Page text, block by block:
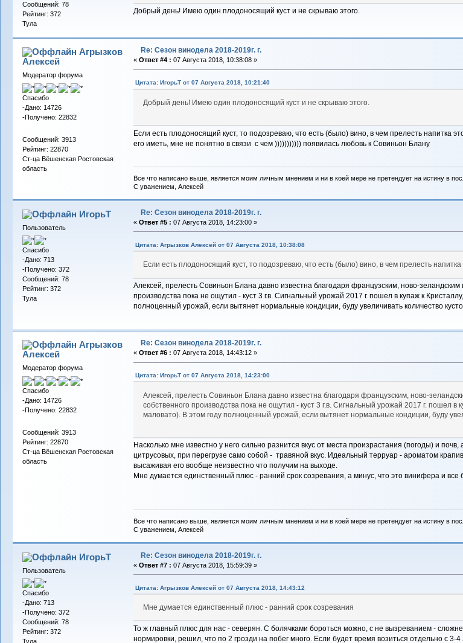
Сообщений: 78
Рейтинг: 372
Тула
Добрый день! Имею один плодоносящий куст и не скрываю этого.
Агрызков
Алексей
Модератор форума
Спасибо
-Дано: 14726
-Получено: 22832
Сообщений: 3913
Рейтинг: 22870
Ст-ца Вёшенская Ростовская
область
Re: Сезон винодела 2018-2019г. г.
« Ответ #4 : 07 Августа 2018, 10:38:08 »
Цитата: ИгорьТ от 07 Августа 2018, 10:21:40
Добрый день! Имею один плодоносящий куст и не скрываю этого.
Если есть плодоносящий куст, то подозреваю, что есть (было) вино, в чем прелесть напитка
его иметь, мне не понятно в связи с чем ))))))))))) появилась любовь к Совиньон Блану
Все что написано выше, является моим личным мнением и ни в коей мере не претендует на истину в
С уважением, Алексей
ИгорьТ
Пользователь
Спасибо
-Дано: 713
-Получено: 372
Сообщений: 78
Рейтинг: 372
Тула
Re: Сезон винодела 2018-2019г. г.
« Ответ #5 : 07 Августа 2018, 14:23:00 »
Цитата: Агрызков Алексей от 07 Августа 2018, 10:38:08
Если есть плодоносящий куст, то подозреваю, что есть (было) вино, в чем прелесть напитка
Алексей, прелесть Совиньон Блана давно известна благодаря французским, ново-
производства пока не ощутил - куст 3 г.в. Сигнальный урожай 2017 г. пошел в купаж к
полноценный урожай, если вытянет нормальные кондиции, буду увеличивать количество
Агрызков
Алексей
Модератор форума
Спасибо
-Дано: 14726
-Получено: 22832
Сообщений: 3913
Рейтинг: 22870
Ст-ца Вёшенская Ростовская
область
Re: Сезон винодела 2018-2019г. г.
« Ответ #6 : 07 Августа 2018, 14:43:12 »
Цитата: ИгорьТ от 07 Августа 2018, 14:23:00
Алексей, прелесть Совиньон Блана давно известна благодаря французским, ново-
собственного производства пока не ощутил - куст 3 г.в. Сигнальный урожай 2017 г. пошел
маловато). В этом году полноценный урожай, если вытянет нормальные кондиции, буду
Насколько мне известно у него сильно разнится вкус от места произрастания (погоды) и
цитрусовых, при перегрузе само собой - травяной вкус. Идеальный терруар - ароматом
высаживая его вообще неизвестно что получим на выходе.
Мне думается единственный плюс - ранний срок созревания, а минус, что это винифера и
Все что написано выше, является моим личным мнением и ни в коей мере не претендует на истину в
С уважением, Алексей
ИгорьТ
Пользователь
Спасибо
-Дано: 713
-Получено: 372
Сообщений: 78
Рейтинг: 372
Тула
Re: Сезон винодела 2018-2019г. г.
« Ответ #7 : 07 Августа 2018, 15:59:39 »
Цитата: Агрызков Алексей от 07 Августа 2018, 14:43:12
Мне думается единственный плюс - ранний срок созревания
То ж главный плюс для нас - северян. С болячками бороться можно, с не вызреванием -
нормировки, решил, что по 2 грозди на побег много. Если будет время возиться отдельно с